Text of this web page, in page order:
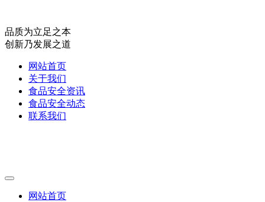
品质为立足之本
创新乃发展之道
网站首页
关于我们
食品安全资讯
食品安全动态
联系我们
网站首页